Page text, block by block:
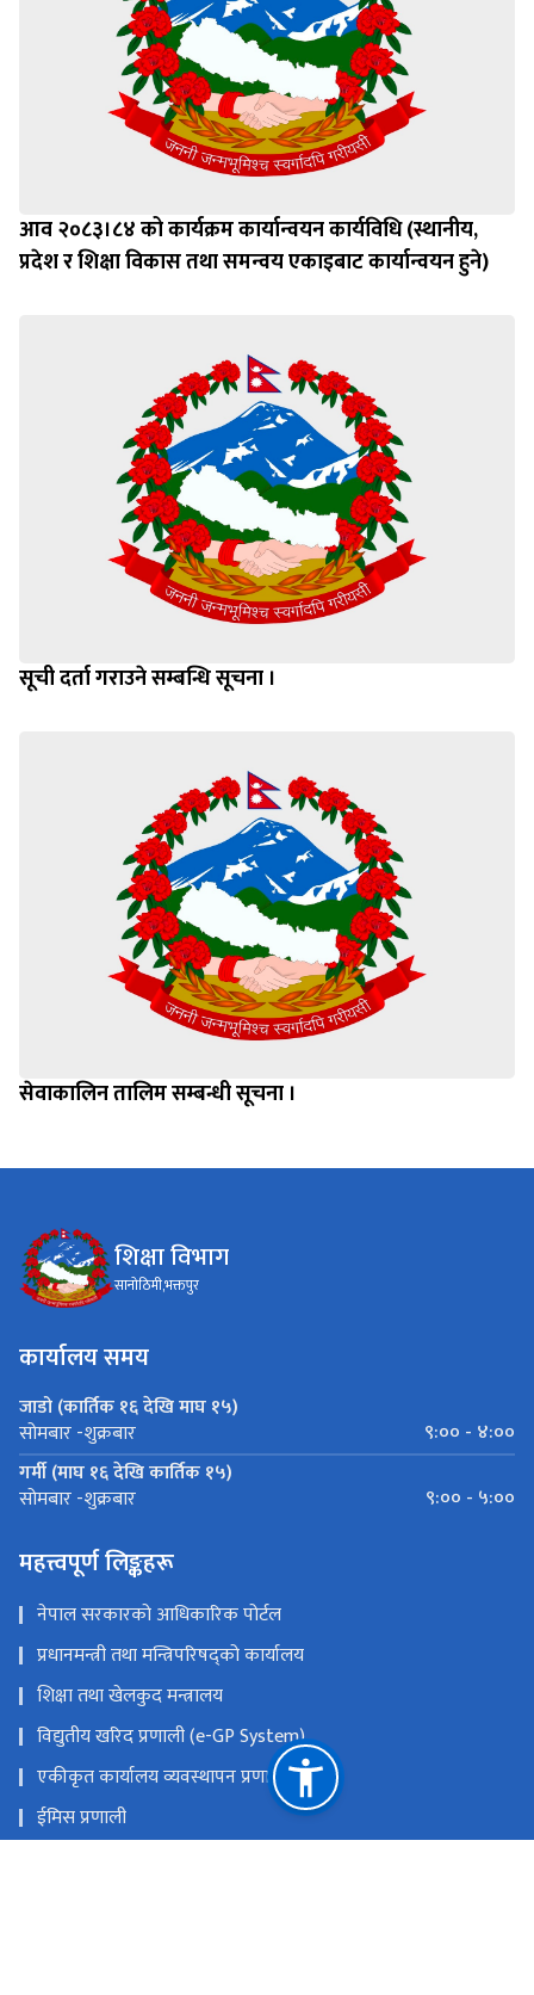
आव २०८३।८४ को कार्यक्रम कार्यान्वयन कार्यविधि (स्थानीय,
प्रदेश र शिक्षा विकास तथा समन्वय एकाइबाट कार्यान्वयन हुने)
सूची दर्ता गराउने सम्बन्धि सूचना ।
सेवाकालिन तालिम सम्बन्धी सूचना ।
शिक्षा विभाग
सानोठिमी,भक्तपुर
कार्यालय समय
जाडो (कार्तिक १६ देखि माघ १५)
सोमबार -शुक्रबार
९:०० - ४:००
गर्मी (माघ १६ देखि कार्तिक १५)
सोमबार -शुक्रबार ९:०० - ५:००
महत्त्वपूर्ण लिङ्कहरू
नेपाल सरकारको आधिकारिक पोर्टल
प्रधानमन्त्री तथा मन्त्रिपरिषद्को कार्यालय
शिक्षा तथा खेलकुद मन्त्रालय
विद्युतीय खरिद प्रणाली (e-GP System)
एकीकृत कार्यालय व्यवस्थापन प्रणाली
ईमिस प्रणाली